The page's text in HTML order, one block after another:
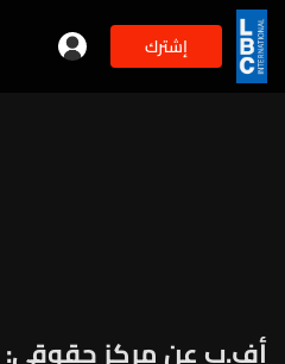
إشترك
أف.ب عن مركز حقوقي: